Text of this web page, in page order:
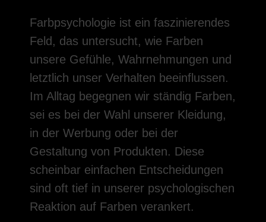
Farbpsychologie ist ein faszinierendes
Feld, das untersucht, wie Farben
unsere Gefühle, Wahrnehmungen und
letztlich unser Verhalten beeinflussen.
Im Alltag begegnen wir ständig Farben,
sei es bei der Wahl unserer Kleidung,
in der Werbung oder bei der
Gestaltung von Produkten. Diese
scheinbar einfachen Entscheidungen
sind oft tief in unserer psychologischen
Reaktion auf Farben verankert.